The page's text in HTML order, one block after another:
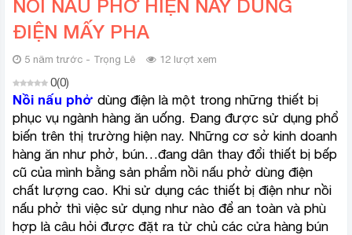
NỒI NẤU PHỞ HIỆN NAY DÙNG
ĐIỆN MẤY PHA
5 năm trước - Trọng Lê 12 lượt xem
0(0)
Nồi nấu phở dùng điện là một trong những thiết bị
phục vụ ngành hàng ăn uống. Đang được sử dụng phổ
biến trên thị trường hiện nay. Những cơ sở kinh doanh
hàng ăn như phở, bún…đang dân thay đổi thiết bị bếp
cũ của mình bằng sản phẩm nồi nấu phở dùng điện
chất lượng cao. Khi sử dụng các thiết bị điện như nồi
nấu phở thì việc sử dụng như nào để an toàn và phù
hợp là câu hỏi được đặt ra từ chủ các cửa hàng bún